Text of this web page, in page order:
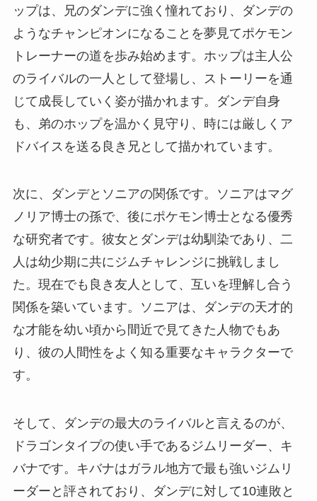
ップは、兄のダンデに強く憧れており、ダンデの
ようなチャンピオンになることを夢見てポケモン
トレーナーの道を歩み始めます。ホップは主人公
のライバルの一人として登場し、ストーリーを通
じて成長していく姿が描かれます。ダンデ自身
も、弟のホップを温かく見守り、時には厳しくア
ドバイスを送る良き兄として描かれています。
次に、ダンデとソニアの関係です。ソニアはマグ
ノリア博士の孫で、後にポケモン博士となる優秀
な研究者です。彼女とダンデは幼馴染であり、二
人は幼少期に共にジムチャレンジに挑戦しまし
た。現在でも良き友人として、互いを理解し合う
関係を築いています。ソニアは、ダンデの天才的
な才能を幼い頃から間近で見てきた人物でもあ
り、彼の人間性をよく知る重要なキャラクターで
す。
そして、ダンデの最大のライバルと言えるのが、
ドラゴンタイプの使い手であるジムリーダー、キ
バナです。キバナはガラル地方で最も強いジムリ
ーダーと評されており、ダンデに対して10連敗と